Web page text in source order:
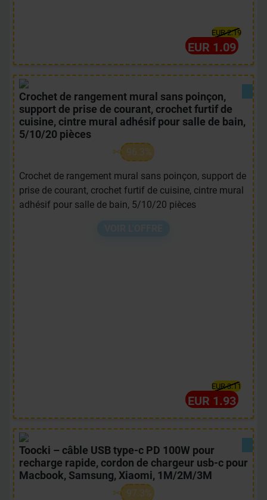
EUR 2.19
EUR 1.09
Crochet de rangement mural sans poinçon,
support de prise de courant, crochet furtif de
cuisine, cintre mural adhésif pour salle de bain,
5/10/20 pièces
96.3%
Crochet de rangement mural sans poinçon, support de
prise de courant, crochet furtif de cuisine, cintre mural
adhésif pour salle de bain, 5/10/20 pièces
EUR 3.11
EUR 1.93
Toocki – câble USB type-c PD 100W pour
recharge rapide, cordon de chargeur usb-c pour
Macbook, Samsung, Xiaomi, 1M/2M/3M
97.3%